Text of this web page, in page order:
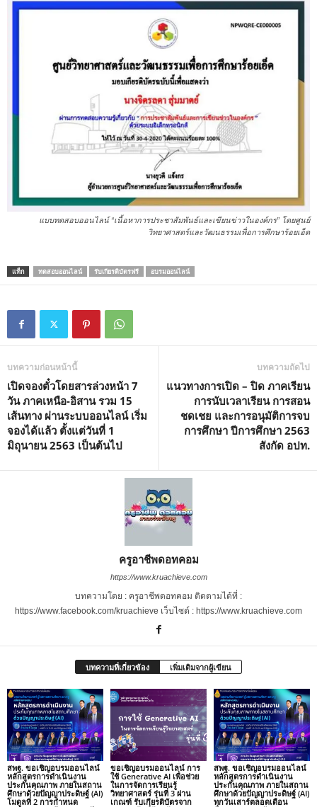
แบบทดสอบออนไลน์ “เนื้อหาการประชาสัมพันธ์และเขียนข่าวในองค์กร” โดยศูนย์
วิทยาศาสตร์และวัฒนธรรมเพื่อการศึกษาร้อยเอ็ด
แท็ก ทดสอบออนไลน์ รับเกียรติบัตรฟรี อบรมออนไลน์
บทความก่อนหน้านี้
เปิดจองตั๋วโดยสารล่วงหน้า 7
วัน ภาคเหนือ-อิสาน รวม 15
เส้นทาง ผ่านระบบออนไลน์ เริ่ม
จองได้แล้ว ตั้งแต่วันที่ 1
มิถุนายน 2563 เป็นต้นไป
บทความถัดไป
แนวทางการเปิด – ปิด ภาคเรียน
การนับเวลาเรียน การสอน
ชดเชย และการอนุมัติการจบ
การศึกษา ปีการศึกษา 2563
สังกัด อปท.
ครูอาชีพดอทคอม
https://www.kruachieve.com
บทความโดย : ครูอาชีพดอทคอม ติดตามได้ที่ :
https://www.facebook.com/kruachieve เว็บไซต์ : https://www.kruachieve.com
บทความที่เกี่ยวข้อง เพิ่มเติมจากผู้เขียน
สพฐ. ขอเชิญอบรมออนไลน์
หลักสูตรการดำเนินงาน
ประกันคุณภาพ ภายในสถาน
ศึกษาด้วยปัญญาประดิษฐ์ (AI)
โมดูลที่ 2 การกำหนด
ขอเชิญอบรมออนไลน์ การ
ใช้ Generative AI เพื่อช่วย
ในการจัดการเรียนรู้
วิทยาศาสตร์ รุ่นที่ 3 ผ่าน
เกณฑ์ รับเกียรติบัตรจาก
สพฐ. ขอเชิญอบรมออนไลน์
หลักสูตรการดำเนินงาน
ประกันคุณภาพ ภายในสถาน
ศึกษาด้วยปัญญาประดิษฐ์ (AI)
ทุกวันเสาร์ตลอดเดือน